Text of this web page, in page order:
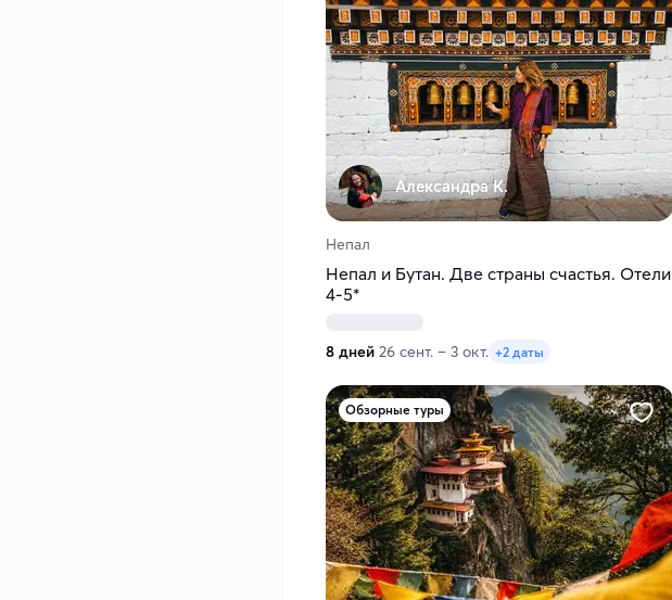
Александра К.
Непал
Непал и Бутан. Две страны счастья. Отели
4-5*
8 дней 26 сент. – 3 окт. +2 даты
Обзорные туры